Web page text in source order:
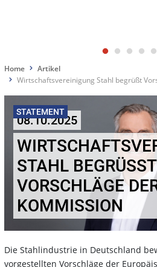
Home
Artikel
Wirtschaftsvereinigung Stahl begrüßt
STATEMENT
08.10.2025
STAHL BEGRÜSST V
ORSCHLÄGE DER
OMMISSION
Die Stahlindustrie in Deutschland
vorgestellten Vorschläge der